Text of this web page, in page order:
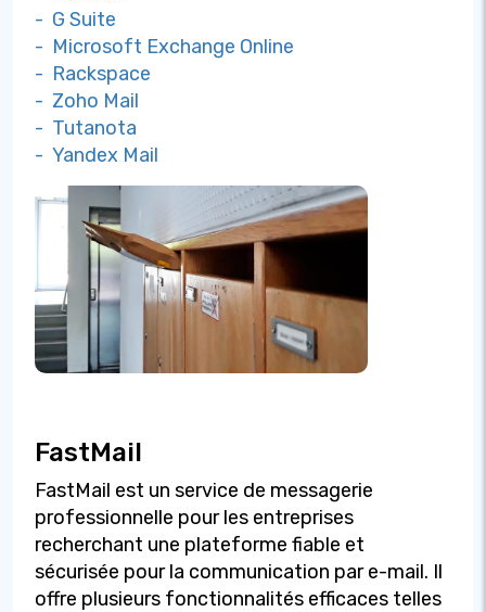
- G Suite
- Microsoft Exchange Online
- Rackspace
- Zoho Mail
- Tutanota
- Yandex Mail
FastMail
FastMail est un service de messagerie
professionnelle pour les entreprises
recherchant une plateforme fiable et
sécurisée pour la communication par e-mail. Il
offre plusieurs fonctionnalités efficaces telles